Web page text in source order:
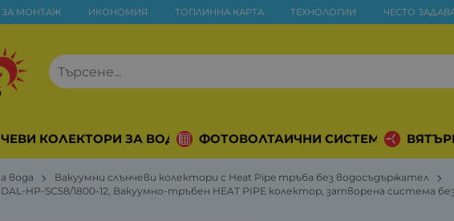
ЗА МОНТАЖ ИКОНОМИЯ ТОПЛИННА КАРТА ТЕХНОЛОГИИ ЧЕСТО
КОЛЕКТОРИ ЗА ВОДА ФОТОВОЛТАИЧНИ СИСТЕМИ
вода
Вакуумни слънчеви колектори с Heat Pipe тръба без водосъдържател
HP-SC58/1800-12, Вакуумно-тръбен HEAT PIPE колектор, затворена система